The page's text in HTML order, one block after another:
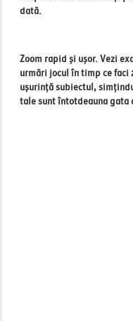
dată.
Zoom rapid și ușor.Vezi
urmări jocul în timp ce
ușurință subiectul,
tale sunt întotdeauna